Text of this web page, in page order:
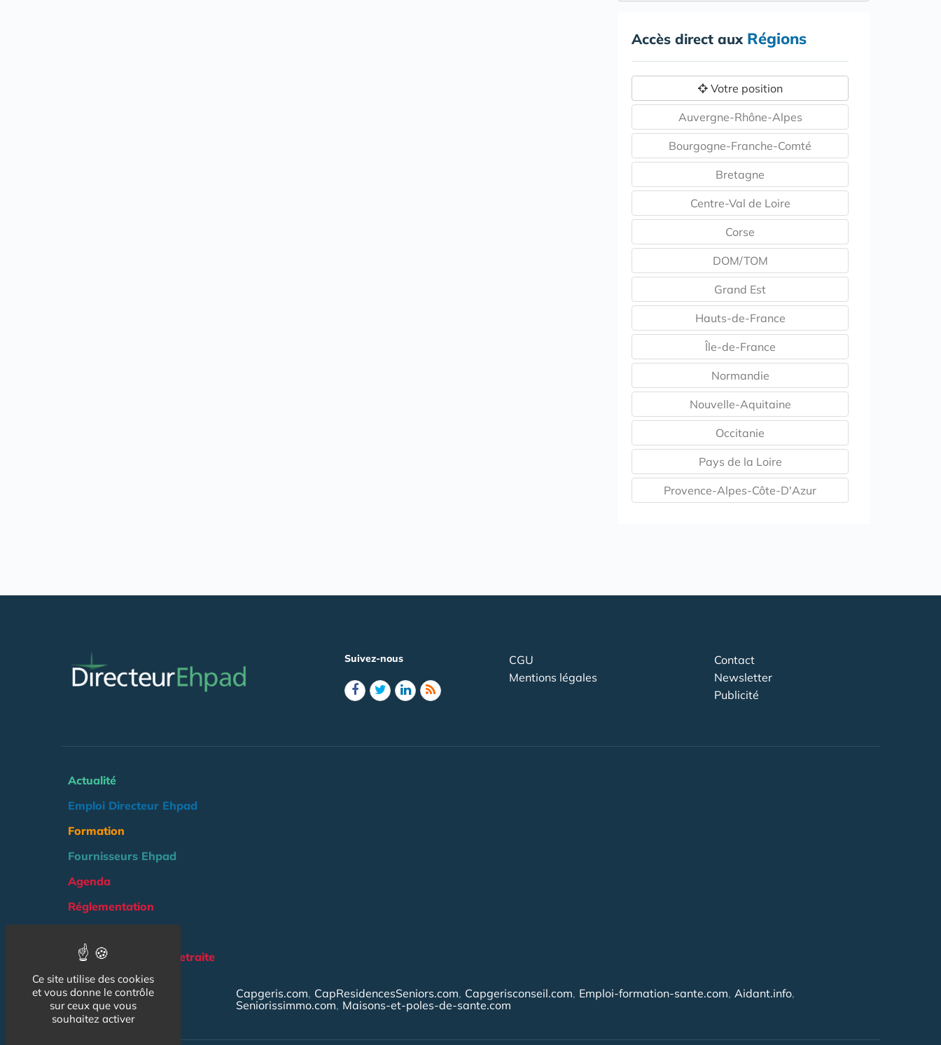
Accès direct aux Régions
Votre position
Auvergne-Rhône-Alpes
Bourgogne-Franche-Comté
Bretagne
Centre-Val de Loire
Corse
DOM/TOM
Grand Est
Hauts-de-France
Île-de-France
Normandie
Nouvelle-Aquitaine
Occitanie
Pays de la Loire
Provence-Alpes-Côte-D'Azur
Suivez-nous
CGU
Mentions légales
Contact
Newsletter
Publicité
Actualité
Emploi Directeur Ehpad
Formation
Fournisseurs Ehpad
Agenda
Réglementation
Groupe Maison de Retraite
NOS AUTRES SITES :
Capgeris.com CapResidencesSeniors.com Capgerisconseil.com Emploi-formation-sante.com Aidant.info
Seniorissimmo.com Maisons-et-poles-de-sante.com
Ce site utilise des cookies
et vous donne le contrôle
sur ceux que vous
souhaitez activer